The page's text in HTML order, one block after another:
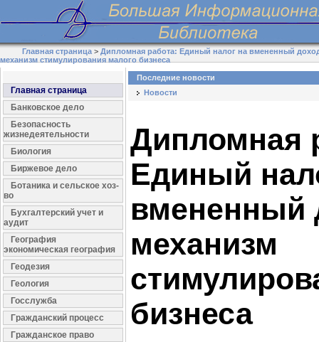
Главная страница >Дипломная работа: Единый налог на вмененный
механизм стимулирования малого бизнеса
Главная страница
Банковское дело
Безопасность
жизнедеятельности
Биология
Биржевое дело
Ботаника и сельское хоз-
во
Бухгалтерский учет и
аудит
География
экономическая география
Геодезия
Геология
Госслужба
Гражданский процесс
Гражданское право
Последние новости
Новости
Дипломная
Единый
вмененный
механизм
бизнеса